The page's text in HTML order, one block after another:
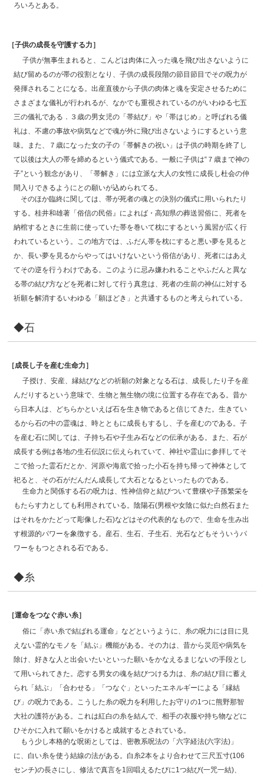
ろいろとある。
［子供の成長を守護する力］
子供が無事生まれると、こんどは肉体に入った魂を飛び出さないように
結び留めるのが帯の役割となり、子供の成長段階の節目節目でその呪力が
発揮されることになる。出産直後から子供の肉体と魂を安定させるために
さまざまな儀礼が行われるが、なかでも重視されているのがいわゆる七五
三の儀礼である．３歳の男女児の「帯結び」や「帯はじめ」と呼ばれる儀
礼は、不慮の事故や病気などで魂が外に飛び出さないようにするという意
味。また、７歳になった女の子の「帯解きの祝い」は子供の時期を終了し
て以後は大人の帯を締めるという儀式である。一般に子供は“７歳まで神の
子”という観念があり、「帯解き」には立派な大人の女性に成長し杜会の仲
間入りできるようにとの願いが込められてる。
そのほか臨終に関しては、帯が死者の魂との決別の儀式に用いられたり
する。桂井和雄著「俗信の民俗』によれば・高知県の葬送習俗に、死者を
納棺するときに生前に使っていた帯を巻いて枕にするという風習が広く行
われているという。この地方では、ふだん帯を枕にすると悪い夢を見ると
か、長い夢を見るからやってはいけないという俗信があり、死者にはあえ
てその逆を行うわけである。このように忌み嫌われることやふだんと異な
る帯の結び方などを死者に対して行う真意は、死者の生前の神仏に対する
祈願を解消するいわゆる「願ほどき」と共通するものと考えられている。
◆石
［成長し子を産む生命力］
子授け、安産、縁結びなどの祈願の対象となる石は、成長したり子を産
んだりするという意味で、生物と無生物の境に位置する存在である。昔か
ら日本人は、どちらかといえば石を生き物であると信じてきた。生きてい
るから石の中の霊魂は、時とともに成長もするし、子を産むのである。子
を産む石に関しては、子持ち石や子生み石などの伝承がある。また、石が
成長する例は各地の生石伝説に伝えられていて、神社や霊山に参拝してそ
こで拾った霊石だとか、河原や海底で拾った小石を持ち帰って神体として
祀ると、その石がだんだん成長して大石となるといったものである。
生命力と関係する石の呪力は、性神信仰と結びついて豊穣や子孫繁栄を
もたらす力としても利用されている。陰陽石(男根や女陰に似た白然石また
はそれをかたどって彫像した石)などはその代表的なもので、生命を生み出
す根源的パワーを象徴する。産石、生石、子生石、光石などもそういうパ
ワーをもつとされる石である。
◆糸
［運命をつなぐ赤い糸］
俗に「赤い糸で結ばれる運命」などというように、糸の呪力には目に見
えない霊的なモノを「結ぶ」機能がある。その力は、昔から災厄や病気を
除け、好きな人と出会いたいといった願いをかなえるまじないの手段とし
て用いられてきた。恋する男女の魂を結びつける力は、糸の結び目に蓄え
られ「結ぶ」「合わせる」「つなぐ」といったエネルギーによる「縁結
び」の呪力である。こうした糸の呪力を利用したお守りの1つに熊野那智
大社の護符がある。これは紅白の糸を結んで、相手の衣服や持ち物などに
ひそかに入れて願いをかけると成就するとされている。
もう少し本格的な呪術としては、密教系呪法の「六字経法(六字法)」
に、白い糸を使う結線の法がある。白糸2本をより合わせて三尺五寸(106
センチ)の長さにし、修法で真言を1回唱えるたびに1つ結び(一咒一結)、